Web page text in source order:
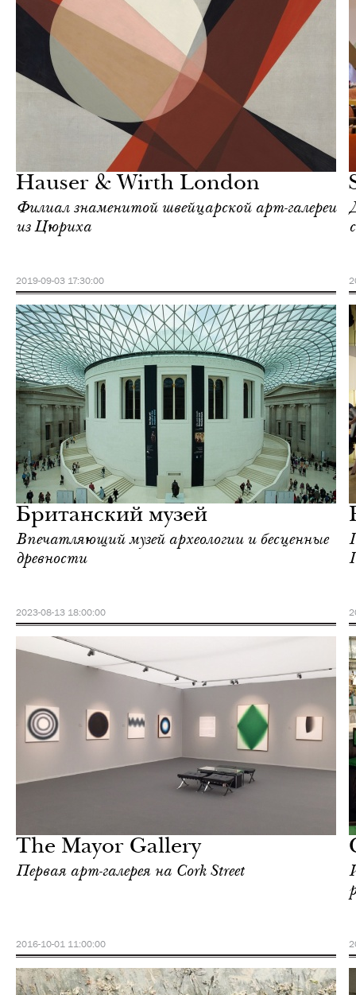
Hauser & Wirth London
Филиал знаменитой швейцарской арт-галереи
из Цюриха
2019-09-03 17:30:00
Британский музей
Впечатляющий музей археологии и бесценные
древности
2023-08-13 18:00:00
The Mayor Gallery
Первая арт-галерея на Cork Street
2016-10-01 11:00:00